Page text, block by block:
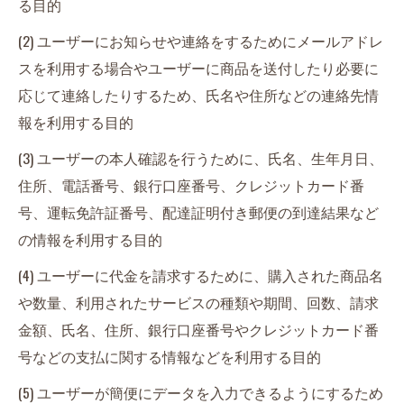
る目的
(2) ユーザーにお知らせや連絡をするためにメールアドレ
スを利用する場合やユーザーに商品を送付したり必要に
応じて連絡したりするため、氏名や住所などの連絡先情
報を利用する目的
(3) ユーザーの本人確認を行うために、氏名、生年月日、
住所、電話番号、銀行口座番号、クレジットカード番
号、運転免許証番号、配達証明付き郵便の到達結果など
の情報を利用する目的
(4) ユーザーに代金を請求するために、購入された商品名
や数量、利用されたサービスの種類や期間、回数、請求
金額、氏名、住所、銀行口座番号やクレジットカード番
号などの支払に関する情報などを利用する目的
(5) ユーザーが簡便にデータを入力できるようにするため